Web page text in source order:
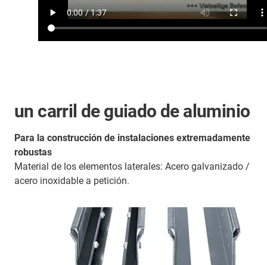
un carril de guiado de aluminio
Para la construcción de instalaciones extremadamente
robustas
Material de los elementos laterales: Acero galvanizado /
acero inoxidable a petición.